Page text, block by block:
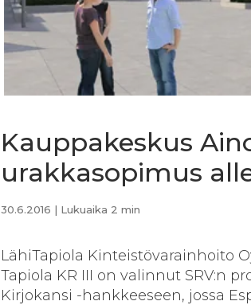
Kauppakeskus
urakkasopimus
30.6.2016 | Lukuaika 2 min
LähiTapiola Kinteistövarainhoito
Tapiola KR III on valinnut SRV:n
Kirjokansi -hankkeeseen, jossa